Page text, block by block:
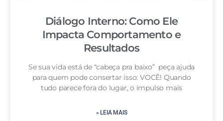
Diálogo Interno: Como Ele
Impacta Comportamento e
Resultados
Se sua vida está de “cabeça pra baixo” peça ajuda
para quem pode consertar isso: VOCÊ! Quando
tudo parece fora do lugar, o impulso mais
» LEIA MAIS